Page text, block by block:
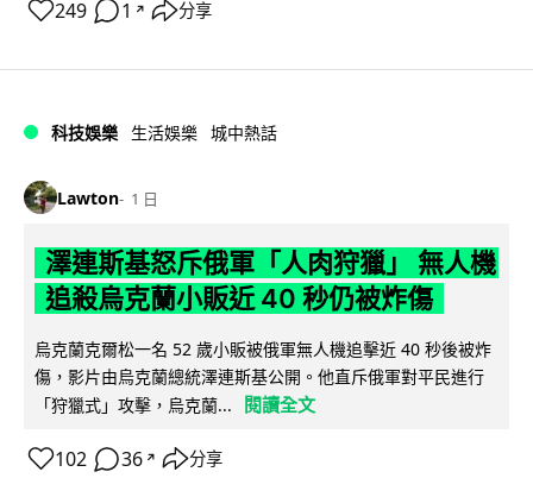
249 1 ↗ 分享
科技娛樂 生活娛樂 城中熱話
Lawton 1 日
澤連斯基怒斥俄軍「人肉狩獵」 無人機
追殺烏克蘭小販近 40 秒仍被炸傷
烏克蘭克爾松一名 52 歲小販被俄軍無人機追擊近 40 秒後被炸
傷，影片由烏克蘭總統澤連斯基公開。他直斥俄軍對平民進行
「狩獵式」攻擊，烏克蘭...
閱讀全文
102 36 ↗ 分享